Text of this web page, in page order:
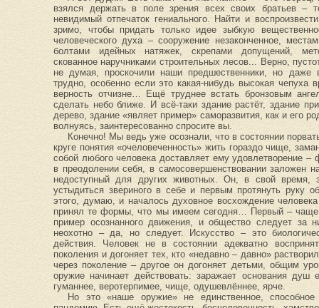
взялся держать в поле зрения всех своих братьев –
невидимый отпечаток гениального. Найти и
зримо, чтобы придать только идее зыбкую
человеческого духа – сооружение незаконченное,
болтами идейных натяжек, скрепами допущений,
скованное наручниками строительных лесов... Верно,
не думая, проскочили наши предшественники, но даже
трудно, особенно если это какая-нибудь высокая чепуха
верность отчизне… Ещё труднее встать бронзовым
сделать небо ближе. И всё-таки здание растёт, здание
дерево, здание «являет пример» саморазвития, как и его
волнуясь, заинтересованно спросите вы.
Конечно! Мы ведь уже осознали, что в состоянии
круге понятия «очеловеченность» жить гораздо чище,
собой любого человека доставляет ему удовлетворение –
в преодолении себя, в самосовершенствовании заложен
недоступный для других животных. Он, в свой время,
устыдиться звериного в себе и первым протянуть руку
этого, думаю, и началось духовное восхождение
принял те формы, что мы имеем сегодня… Первый – чаще
пример осознанного движения, и общество следует за
неохотно – да, но следует. Искусство – это
действия. Человек не в состоянии адекватно
поколения и догоняет тех, кто «недавно – давно»
через поколение – другое он догоняет детьми, общим
оружие начинает действовать: заражает основания
гуманнее, веротерпимее, чище, одушевлённее, ярче.
Но это «наше оружие» не единственное,